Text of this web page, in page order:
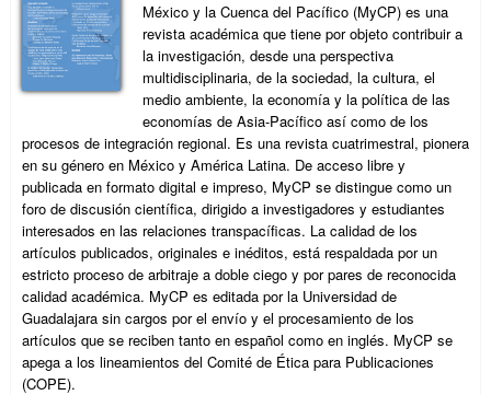
México y la Cuenca del Pacífico (MyCP) es una
revista académica que tiene por objeto contribuir a
la investigación, desde una perspectiva
multidisciplinaria, de la sociedad, la cultura, el
medio ambiente, la economía y la política de las
economías de Asia-Pacífico así como de los
procesos de integración regional. Es una revista cuatrimestral, pionera
en su género en México y América Latina. De acceso libre y
publicada en formato digital e impreso, MyCP se distingue como un
foro de discusión científica, dirigido a investigadores y estudiantes
interesados en las relaciones transpacíficas. La calidad de los
artículos publicados, originales e inéditos, está respaldada por un
estricto proceso de arbitraje a doble ciego y por pares de reconocida
calidad académica. MyCP es editada por la Universidad de
Guadalajara sin cargos por el envío y el procesamiento de los
artículos que se reciben tanto en español como en inglés. MyCP se
apega a los lineamientos del Comité de Ética para Publicaciones
(COPE).